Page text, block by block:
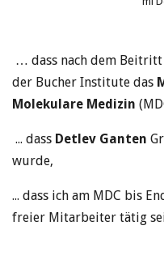
… dass nach dem
der Bucher Institute das
Molekulare Medizin
... dass Detlev Ganten
wurde,
... dass ich am MDC bis
freier Mitarbeiter tätig